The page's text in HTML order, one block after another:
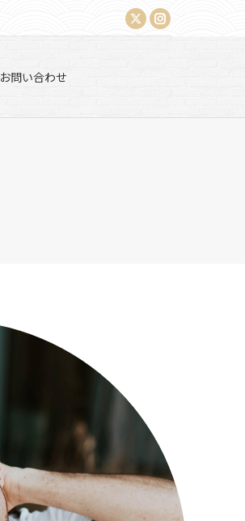
X
Instagram
お問い合わせ